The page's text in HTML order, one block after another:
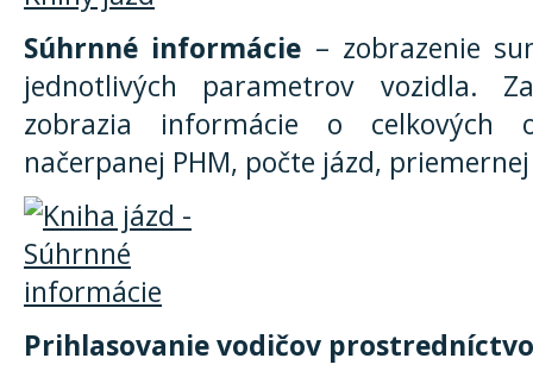
Súhrnné informácie – zobrazenie
jednotlivých parametrov vozidla.
zobrazia informácie o celkových
načerpanej PHM, počte jázd,
Prihlasovanie vodičov